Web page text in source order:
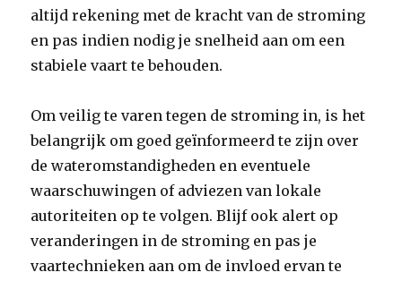
altijd rekening met de kracht van de stroming
en pas indien nodig je snelheid aan om een ​​
stabiele vaart te behouden.
Om veilig te varen tegen de stroming in, is het
belangrijk om goed geïnformeerd te zijn over
de wateromstandigheden en eventuele
waarschuwingen of adviezen van lokale
autoriteiten op te volgen. Blijf ook alert op
veranderingen in de stroming en pas je
vaartechnieken aan om de invloed ervan te